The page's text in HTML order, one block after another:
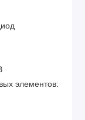
элементов: